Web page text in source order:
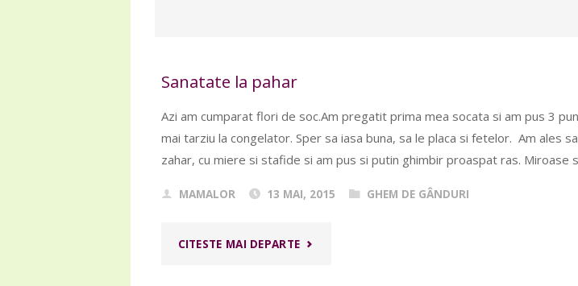
Sanatate la pahar
Azi am cumparat flori de soc.Am pregatit prima mea socata si am pus 3
mai tarziu la congelator. Sper sa iasa buna, sa le placa si fetelor. Am ales
zahar, cu miere si stafide si am pus si putin ghimbir proaspat ras. Miroase
MAMALOR 13 MAI, 2015 GHEM DE GÂNDURI
CITESTE MAI DEPARTE"SANATATE